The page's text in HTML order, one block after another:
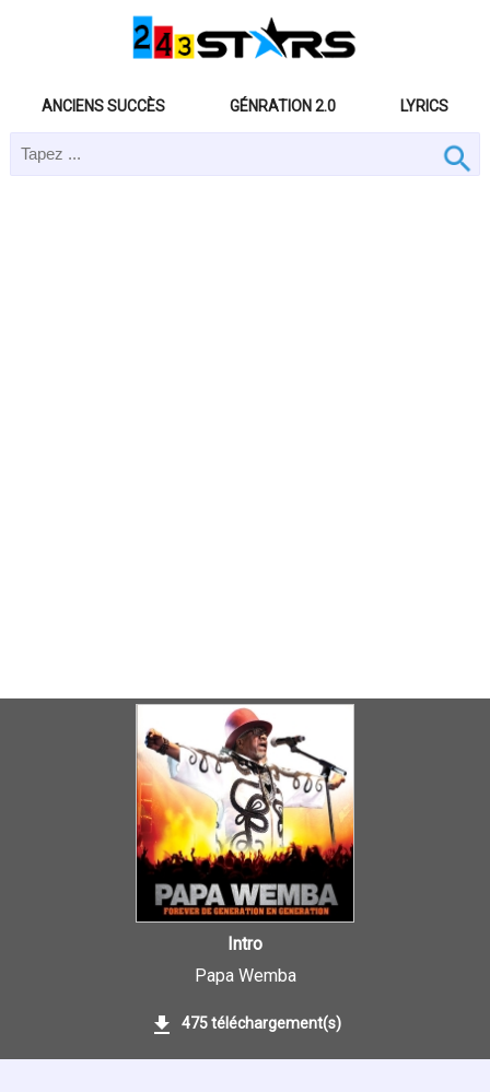
ANCIENS SUCCÈS GÉNRATION 2.0 LYRICS
Intro
Papa Wemba
475 téléchargement(s)